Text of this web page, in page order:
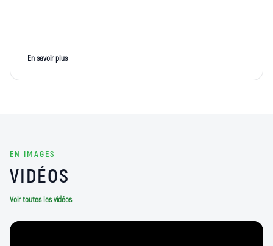
En savoir plus
EN IMAGES
VIDÉOS
Voir toutes les vidéos